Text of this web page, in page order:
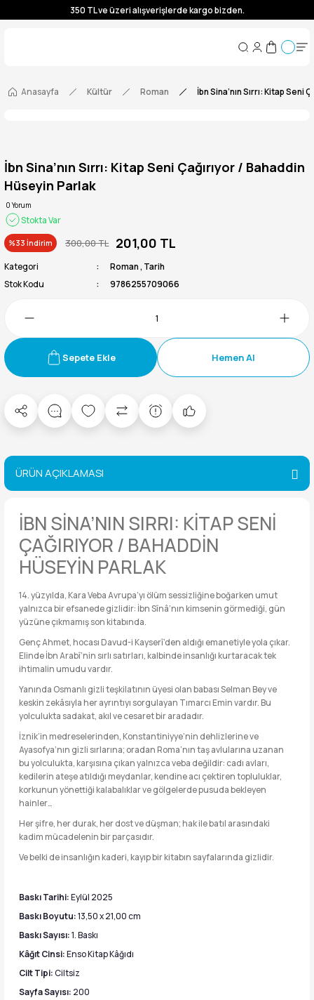
350 TL ve üzeri alışverişlerde kargo bizden.
350 TL ve üzeri alışverişlerde kargo bizden.
Anasayfa
Kültür Roman İbn Sina’nın Sırrı: Kitap
İbn Sina’nın Sırrı: Kitap Seni Çağırıyor / Bahaddin
Hüseyin Parlak
0 Yorum
Stokta Var
%33 İndirim 300,00 TL 201,00 TL
Kategori Roman, Tarih
Stok Kodu
9786255709066
Sepete Ekle Hemen Al
ÜRÜN AÇIKLAMASI
İBN SİNA’NIN SIRRI: KİTAP SENİ
ÇAĞIRIYOR / BAHADDİN
HÜSEYİN PARLAK
14. yüzyılda, Kara Veba Avrupa’yı ölüm sessizliğine boğarken umut
yalnızca bir efsanede gizlidir: İbn Sînâ’nın kimsenin görmediği, gün
yüzüne çıkmamış son kitabında.
Genç Ahmet, hocası Davud-i Kayserî’den aldığı emanetiyle yola çıkar.
Elinde İbn Arabî’nin sırlı satırları, kalbinde insanlığı kurtaracak tek
ihtimalin umudu vardır.
Yanında Osmanlı gizli teşkilatının üyesi olan babası Selman Bey ve
keskin zekâsıyla her ayrıntıyı sorgulayan Tımarcı Emin vardır. Bu
yolculukta sadakat, akıl ve cesaret bir aradadır.
İznik’in medreselerinden, Konstantiniyye’nin dehlizlerine ve
Ayasofya’nın gizli sırlarına; oradan Roma’nın taş avlularına uzanan
bu yolculukta, karşısına çıkan yalnızca veba değildir: cadı avları,
kedilerin ateşe atıldığı meydanlar, kendine acı çektiren topluluklar,
korkunun yönettiği kalabalıklar ve gölgelerde pusuda bekleyen
hainler…
Her şifre, her durak, her dost ve düşman; hak ile batıl arasındaki
kadim mücadelenin bir parçasıdır.
Ve belki de insanlığın kaderi, kayıp bir kitabın sayfalarında gizlidir.
Baskı Tarihi:Eylül 2025
Baskı Boyutu:13,50 x 21,00 cm
Baskı Sayısı:1. Baskı
Kâğıt Cinsi:Enso Kitap Kâğıdı
Cilt Tipi:Ciltsiz
Sayfa Sayısı: 200